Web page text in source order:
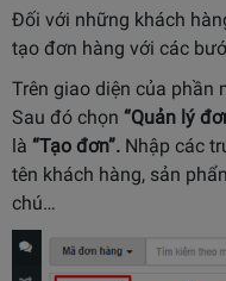
Đối với những khách
tạo đơn hàng với các
Trên giao diện của phần
Sau đó chọn “Quản lý
là “Tạo đơn”. Nhập các
tên khách hàng, sản
chú…